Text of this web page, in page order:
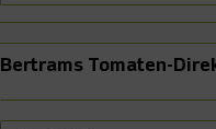
Bertrams Tomaten-